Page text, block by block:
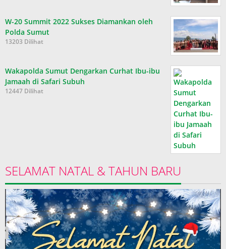
W-20 Summit 2022 Sukses Diamankan oleh
Polda Sumut
13203 Dilihat
Wakapolda Sumut Dengarkan Curhat Ibu-ibu
Jamaah di Safari Subuh
12447 Dilihat
SELAMAT NATAL & TAHUN BARU